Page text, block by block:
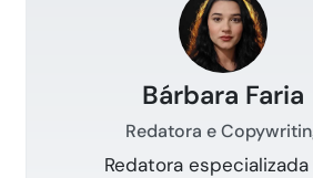
Bárbara Faria
Redatora e
Redatora